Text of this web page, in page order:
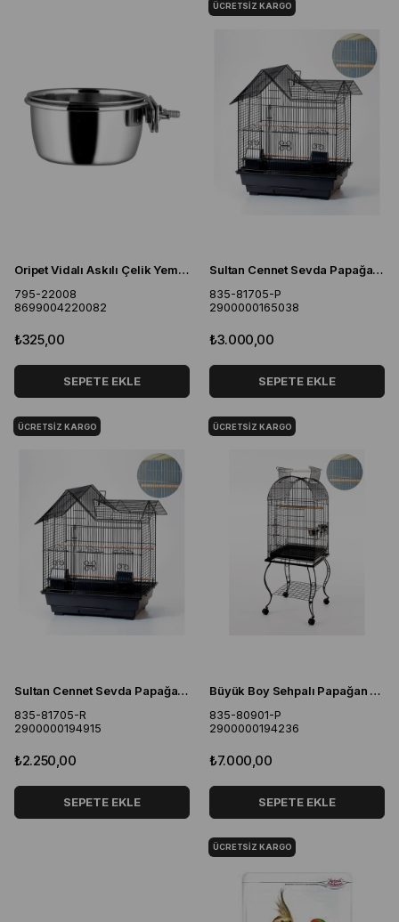
Oripet Vidalı Askılı Çelik Yem Kabı 30oz
795-22008
8699004220082
₺325,00
SEPETE EKLE
Sultan Cennet Sevda Papağanları İçin Gold Çin Evi 47X36X58
835-81705-P
2900000165038
₺3.000,00
SEPETE EKLE
ÜCRETSIZ KARGO
Sultan Cennet Sevda Papağanları İçin Siyah Çin Evi 47X36X58
835-81705-R
2900000194915
₺2.250,00
SEPETE EKLE
ÜCRETSIZ KARGO
Büyük Boy Sehpalı Papağan Kafesi 51*51*129 Cm
835-80901-P
2900000194236
₺7.000,00
SEPETE EKLE
ÜCRETSIZ KARGO
ÜCRETSIZ KARGO